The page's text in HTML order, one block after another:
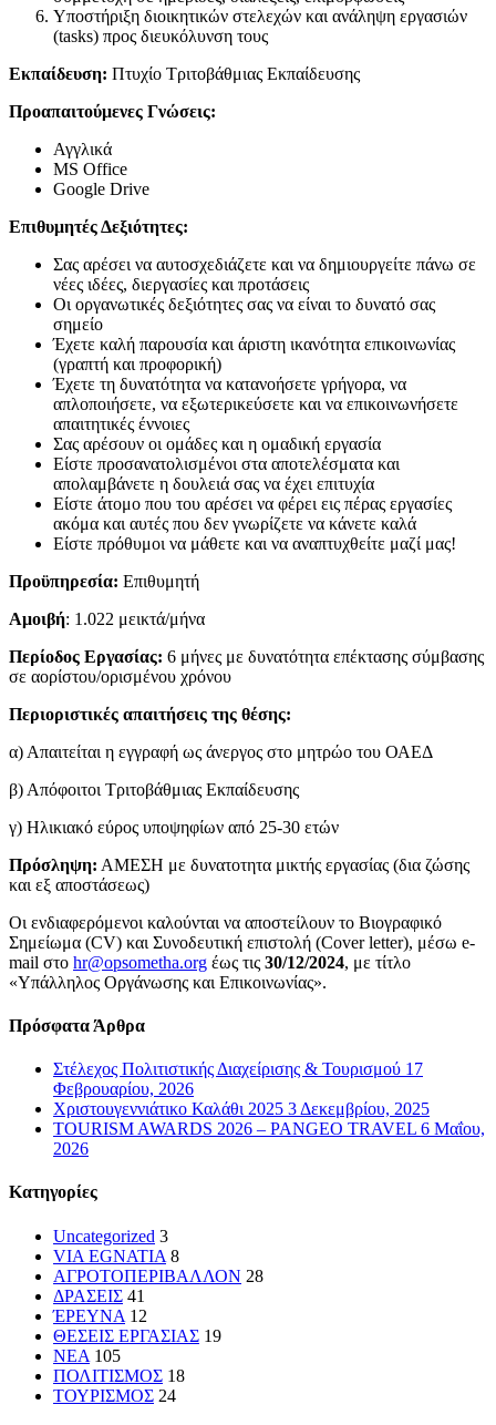
Υποστήριξη διοικητικών στελεχών και ανάληψη εργασιών
(tasks) προς διευκόλυνση τους
Εκπαίδευση: Πτυχίο Τριτοβάθμιας Εκπαίδευσης
Προαπαιτούμενες Γνώσεις:
Αγγλικά
MS Office
Google Drive
Επιθυμητές Δεξιότητες:
Σας αρέσει να αυτοσχεδιάζετε και να δημιουργείτε πάνω σε
νέες ιδέες, διεργασίες και προτάσεις
Οι οργανωτικές δεξιότητες σας να είναι το δυνατό σας
σημείο
Έχετε καλή παρουσία και άριστη ικανότητα επικοινωνίας
(γραπτή και προφορική)
Έχετε τη δυνατότητα να κατανοήσετε γρήγορα, να
απλοποιήσετε, να εξωτερικεύσετε και να επικοινωνήσετε
απαιτητικές έννοιες
Σας αρέσουν οι ομάδες και η ομαδική εργασία
Είστε προσανατολισμένοι στα αποτελέσματα και
απολαμβάνετε η δουλειά σας να έχει επιτυχία
Είστε άτομο που του αρέσει να φέρει εις πέρας εργασίες
ακόμα και αυτές που δεν γνωρίζετε να κάνετε καλά
Είστε πρόθυμοι να μάθετε και να αναπτυχθείτε μαζί μας!
Προϋπηρεσία: Επιθυμητή
Αμοιβή: 1.022 μεικτά/μήνα
Περίοδος Εργασίας: 6 μήνες με δυνατότητα επέκτασης σύμβασης
σε αορίστου/ορισμένου χρόνου
Περιοριστικές απαιτήσεις της θέσης:
α) Απαιτείται η εγγραφή ως άνεργος στο μητρώο του ΟΑΕΔ
β) Απόφοιτοι Τριτοβάθμιας Εκπαίδευσης
γ) Ηλικιακό εύρος υποψηφίων από 25-30 ετών
Πρόσληψη: ΑΜΕΣΗ με δυνατοτητα μικτής εργασίας (δια ζώσης
και εξ αποστάσεως)
Οι ενδιαφερόμενοι καλούνται να αποστείλουν το Βιογραφικό
Σημείωμα (CV) και Συνοδευτική επιστολή (Cover letter), μέσω e-
mail στο hr@opsometha.org έως τις 30/12/2024, με τίτλο
«Υπάλληλος Οργάνωσης και Επικοινωνίας».
Πρόσφατα Άρθρα
Στέλεχος Πολιτιστικής Διαχείρισης & Τουρισμού 17
Φεβρουαρίου, 2026
Χριστουγεννιάτικο Καλάθι 2025 3 Δεκεμβρίου, 2025
TOURISM AWARDS 2026 – PANGEO TRAVEL 6 Μαΐου,
2026
Kατηγορίες
Uncategorized 3
VIA EGNATIA 8
ΑΓΡΟΤΟΠΕΡΙΒΑΛΛΟΝ 28
ΔΡΑΣΕΙΣ 41
ΈΡΕΥΝΑ 12
ΘΕΣΕΙΣ ΕΡΓΑΣΙΑΣ 19
ΝΕΑ 105
ΠΟΛΙΤΙΣΜΟΣ 18
ΤΟΥΡΙΣΜΟΣ 24